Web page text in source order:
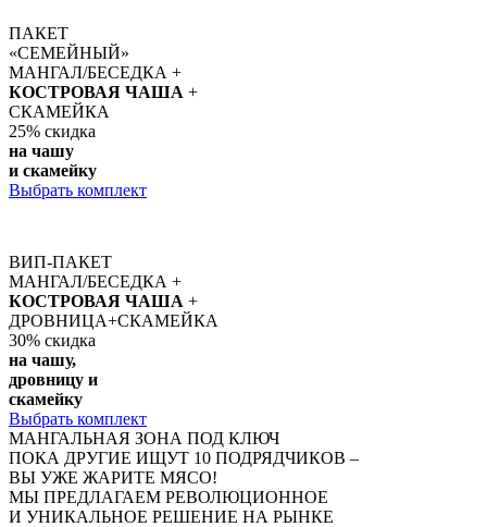
ПАКЕТ
«СЕМЕЙНЫЙ»
МАНГАЛ/БЕСЕДКА +
КОСТРОВАЯ ЧАША +
СКАМЕЙКА
25% скидка
на чашу
и скамейку
Выбрать комплект
ВИП-ПАКЕТ
МАНГАЛ/БЕСЕДКА +
КОСТРОВАЯ ЧАША +
ДРОВНИЦА+СКАМЕЙКА
30% скидка
на чашу,
дровницу и
скамейку
Выбрать комплект
МАНГАЛЬНАЯ ЗОНА ПОД КЛЮЧ
ПОКА ДРУГИЕ ИЩУТ 10 ПОДРЯДЧИКОВ –
ВЫ УЖЕ ЖАРИТЕ МЯСО!
МЫ ПРЕДЛАГАЕМ РЕВОЛЮЦИОННОЕ
И УНИКАЛЬНОЕ РЕШЕНИЕ НА РЫНКЕ